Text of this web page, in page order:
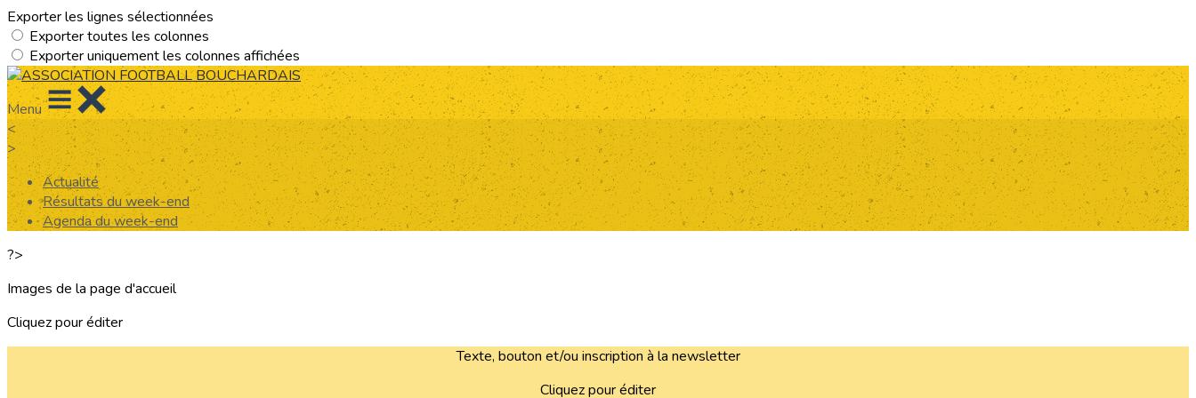
Exporter les lignes sélectionnées
Exporter toutes les colonnes
Exporter uniquement les colonnes affichées
Menu
<
>
Actualité
Résultats du week-end
Agenda du week-end
?>
Images de la page d'accueil
Cliquez pour éditer
Texte, bouton et/ou inscription à la newsletter
Cliquez pour éditer